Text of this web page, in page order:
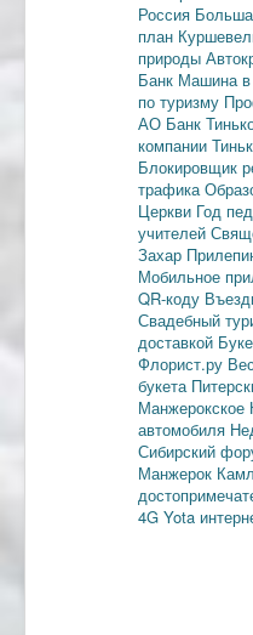
Россия
план
природы
Банк Машина в
по туризму
АО Банк
компании
Блокировщик
трафика
Церкви Год
учителей
Захар
Мобильное
QR-коду
Свадебный
доставкой
Флорист.ру
букета
Манжерокское
автомобиля
Сибирский
Манжерок
4G Yota